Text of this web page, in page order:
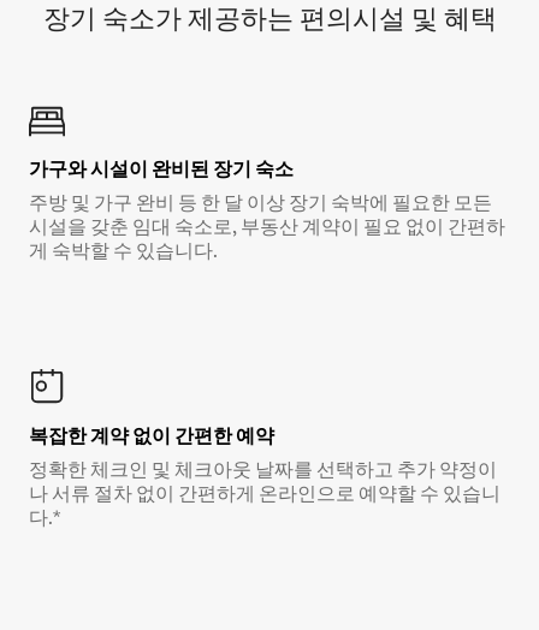
장기 숙소가 제공하는 편의시설 및 혜택
가구와 시설이 완비된 장기 숙소
주방 및 가구 완비 등 한 달 이상 장기 숙박에 필요한 모든
시설을 갖춘 임대 숙소로, 부동산 계약이 필요 없이 간편하
게 숙박할 수 있습니다.
복잡한 계약 없이 간편한 예약
정확한 체크인 및 체크아웃 날짜를 선택하고 추가 약정이
나 서류 절차 없이 간편하게 온라인으로 예약할 수 있습니
다.*